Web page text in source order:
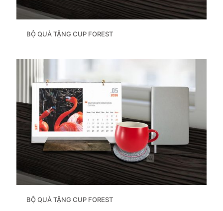
BỘ QUÀ TẶNG CUP FOREST
BỘ QUÀ TẶNG CUP FOREST